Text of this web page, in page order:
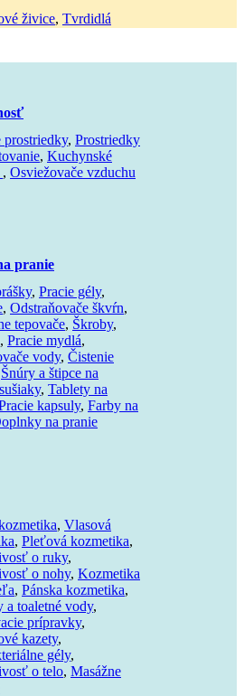
živice, Tvrdidlá
prostriedky, Prostriedky
, Kuchynské
, Osviežovače vzduchu
pranie
, Pracie gély,
, Odstraňovače škvŕn,
tepovače, Škroby,
, Pracie mydlá,
vody, Čistenie
Šnúry a štipce na
, Tablety na
kapsuly, Farby na
na pranie
, Vlasová
, Pleťová kozmetika,
o ruky,
o nohy, Kozmetika
, Pánska kozmetika,
a toaletné vody,
prípravky,
kazety,
gély,
o telo, Masážne